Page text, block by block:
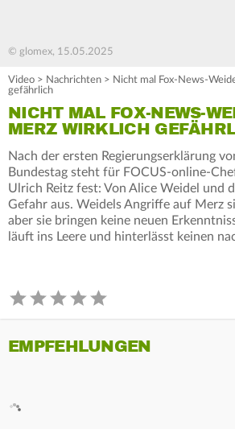
© glomex, 15.05.2025
Video > Nachrichten > Nicht mal Fox-News-
gefährlich
NICHT MAL FOX-NEWS-
MERZ WIRKLICH
Nach der ersten Regierungserklärung
Bundestag steht für FOCUS-online-
Ulrich Reitz fest: Von Alice Weidel und
Gefahr aus. Weidels Angriffe auf Merz
aber sie bringen keine neuen
läuft ins Leere und hinterlässt keinen
EMPFEHLUNGEN